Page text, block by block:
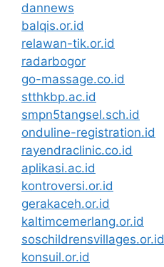
dannews
balqis.or.id
relawan-tik.or.id
radarbogor
go-massage.co.id
stthkbp.ac.id
smpn5tangsel.sch.id
onduline-registration.id
rayendraclinic.co.id
aplikasi.ac.id
kontroversi.or.id
gerakaceh.or.id
kaltimcemerlang.or.id
soschildrensvillages.or.id
konsuil.or.id